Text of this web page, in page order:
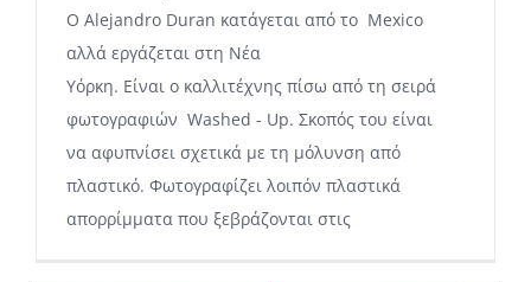
Ο Alejandro Duran κατάγεται από το Mexico
αλλά εργάζεται στη Νέα
Υόρκη. Είναι ο καλλιτέχνης πίσω από τη σειρά
φωτογραφιών Washed - Up. Σκοπός του είναι
να αφυπνίσει σχετικά με τη μόλυνση από
πλαστικό. Φωτογραφίζει λοιπόν πλαστικά
απορρίμματα που ξεβράζονται στις